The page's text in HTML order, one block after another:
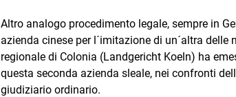
Altro analogo procedimento legale, sempre in
azienda cinese per l´imitazione di un´altra
regionale di Colonia (Landgericht Koeln) ha
questa seconda azienda sleale, nei confronti
giudiziario ordinario.